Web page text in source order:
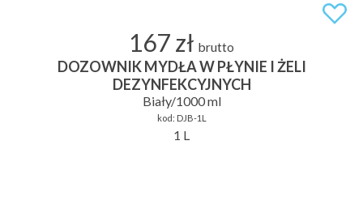
167 zł brutto
DOZOWNIK MYDŁA W PŁYNIE I ŻELI
DEZYNFEKCYJNYCH
Biały/1000 ml
kod: DJB-1L
1 L